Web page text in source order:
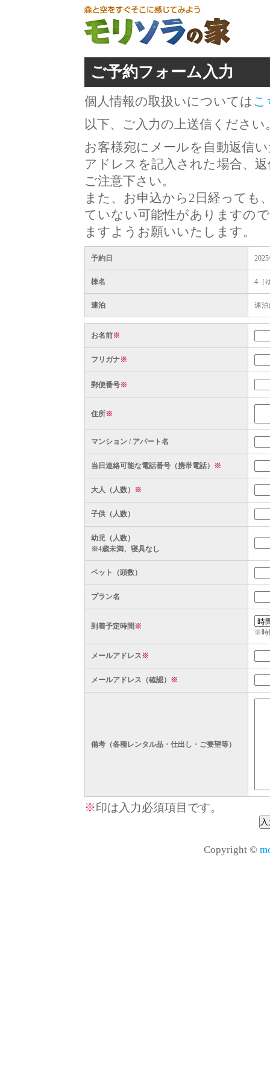
ご予約フォーム入力
個人情報の取扱いについては こ
以下、ご入力の上送信ください
お客様宛にメールを自動返信
アドレスを記入された場合、
ご注意下さい。
また、お申込から2日経っても
ていない可能性がありますの
ますようお願いいたします。
予約日
棟名 4（
連泊 連
お名前※
フリガナ※
郵便番号※
住所※
マンション / アパート名
当日連絡可能な電話番号（携帯電話） ※
大人（人数） ※
子供（人数）
幼児（人数）
※4歳未満、寝具なし
ペット（頭数）
プラン名
到着予定時間※
※時
メールアドレス※
メールアドレス（確認） ※
備考（各種レンタル品・仕出し・ご要望等）
※印は入力必須項目です。
Copyright ©